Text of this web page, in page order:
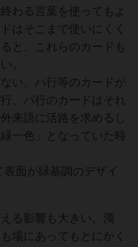
わる言葉を使ってもよ
はそこまで使いにくく
と、これらのカードも
。
い、ハ行等のカードが
、パ行のカードはそれ
来語に活路を求めるし
一色」となっていた時
面が緑基調のデザイ
る影響も大きい。濁
場にあってもとにかく